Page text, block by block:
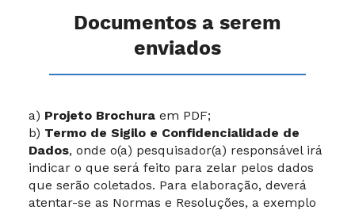
Documentos a serem
enviados
a) Projeto Brochura em PDF;
b) Termo de Sigilo e Confidencialidade de
Dados, onde o(a) pesquisador(a) responsável irá
indicar o que será feito para zelar pelos dados
que serão coletados. Para elaboração, deverá
atentar-se as Normas e Resoluções, a exemplo